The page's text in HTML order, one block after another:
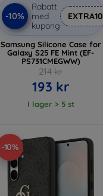
-10%
Rabatt
med
kupong
EXTRA10
Samsung Silicone Case for
Galaxy S25 FE Mint (EF-
PS731CMEGWW)
214 kr
193 kr
I lager > 5 st
-10%